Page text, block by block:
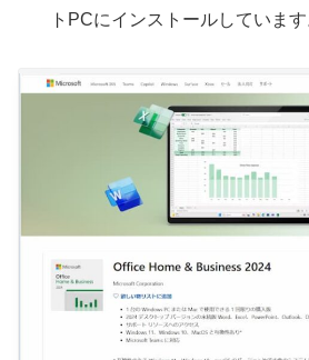
トPCにインストールしています